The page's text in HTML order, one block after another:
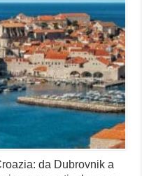
da Dubrovnik a